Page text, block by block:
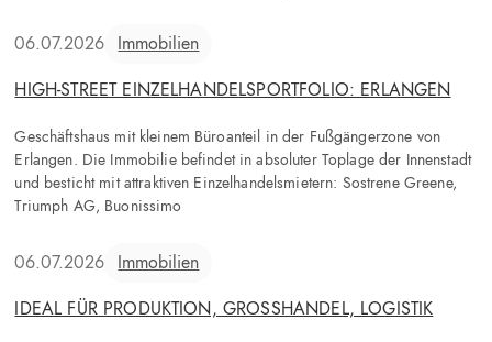
06.07.2026 Immobilien
HIGH-STREET EINZELHANDELSPORTFOLIO: ERLANGEN
Geschäftshaus mit kleinem Büroanteil in der Fußgängerzone von
Erlangen. Die Immobilie befindet in absoluter Toplage der Innenstadt
und besticht mit attraktiven Einzelhandelsmietern: Sostrene Greene,
Triumph AG, Buonissimo
06.07.2026 Immobilien
IDEAL FÜR PRODUKTION, GROSSHANDEL, LOGISTIK